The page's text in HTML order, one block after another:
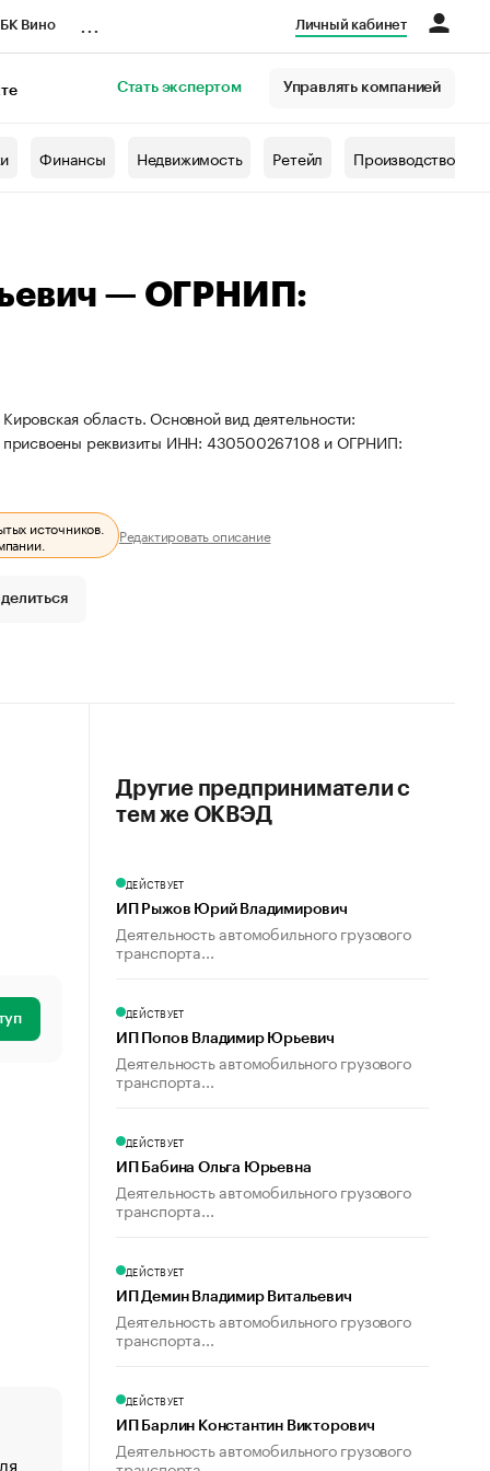
Вино Личный кабинет
Стать экспертом Управлять компанией
Финансы Недвижимость Ретейл Производство
— ОГРНИП:
область. Основной вид деятельности:
присвоены реквизиты ИНН: 430500267108 и ОГРНИП:
источников.
Редактировать описание
«От спорта тело стареет иначе». Как живет глава
Другие предприниматели с
тем же ОКВЭД
ДЕЙСТВУЕТ
ИП Рыжов Юрий Владимирович
Деятельность автомобильного грузового
транспорта...
ДЕЙСТВУЕТ
ИП Попов Владимир Юрьевич
Деятельность автомобильного грузового
транспорта...
ДЕЙСТВУЕТ
ИП Бабина Ольга Юрьевна
Деятельность автомобильного грузового
транспорта...
ДЕЙСТВУЕТ
ИП Демин Владимир Витальевич
Деятельность автомобильного грузового
транспорта...
ДЕЙСТВУЕТ
ИП Барлин Константин Викторович
Деятельность автомобильного грузового